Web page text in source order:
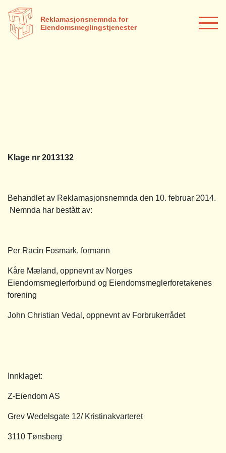
Reklamasjonsnemnda for
Eiendomsmeglingstjenester
Klage nr 2013132
Behandlet av Reklamasjonsnemnda den 10. februar 2014.
Nemnda har bestått av:
Per Racin Fosmark, formann
Kåre Mæland, oppnevnt av Norges
Eiendomsmeglerforbund og Eiendomsmeglerforetakenes
forening
John Christian Vedal, oppnevnt av Forbrukerrådet
Innklaget:
Z-Eiendom AS
Grev Wedelsgate 12/ Kristinakvarteret
3110 Tønsberg